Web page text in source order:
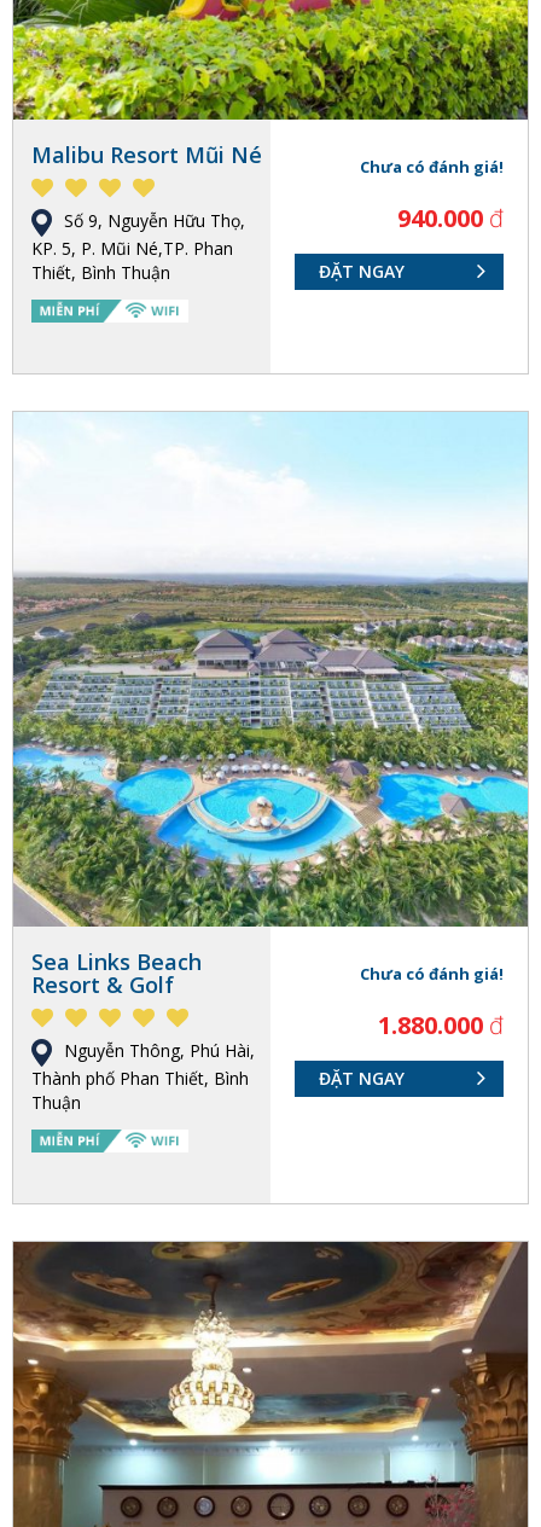
Malibu Resort Mũi Né
Số 9, Nguyễn Hữu Thọ,
KP. 5, P. Mũi Né,TP. Phan
Thiết, Bình Thuận
Chưa có đánh giá!
940.000 đ
ĐẶT NGAY
Sea Links Beach
Resort & Golf
Nguyễn Thông, Phú Hài,
Thành phố Phan Thiết, Bình
Thuận
Chưa có đánh giá!
1.880.000 đ
ĐẶT NGAY